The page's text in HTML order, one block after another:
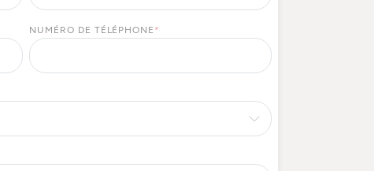
NUMÉRO DE TÉLÉPHONE *